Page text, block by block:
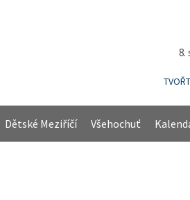
8.
Dětské Meziříčí Všehochuť